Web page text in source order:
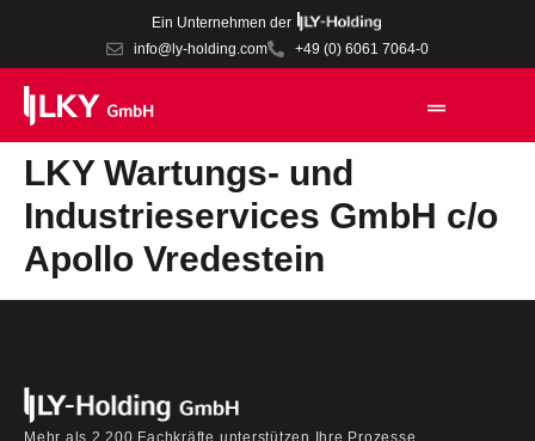
Ein Unternehmen der
info@ly-holding.com
+49 (0) 6061 7064-0
LKY Wartungs- und
Industrieservices GmbH c/o
Apollo Vredestein
Mehr als 2.200 Fachkräfte unterstützen Ihre Prozesse.